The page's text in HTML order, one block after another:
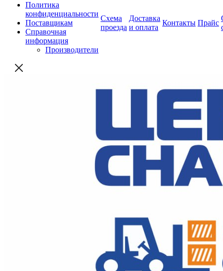
Политика
конфиденциальности
Поставщикам
Справочная
информация
Производители
Схема
проезда
Доставка
и оплата
Контакты Прайс